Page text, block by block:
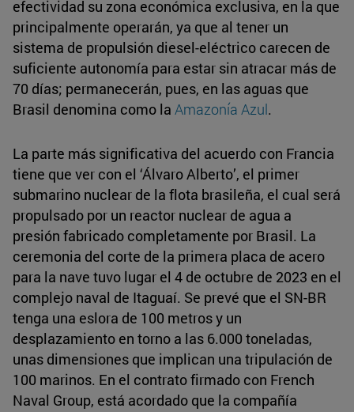
efectividad su zona económica exclusiva, en la que
principalmente operarán, ya que al tener un
sistema de propulsión diesel-eléctrico carecen de
suficiente autonomía para estar sin atracar más de
70 días; permanecerán, pues, en las aguas que
Brasil denomina como la Amazonía Azul.
La parte más significativa del acuerdo con Francia
tiene que ver con el ‘Álvaro Alberto’, el primer
submarino nuclear de la flota brasileña, el cual será
propulsado por un reactor nuclear de agua a
presión fabricado completamente por Brasil. La
ceremonia del corte de la primera placa de acero
para la nave tuvo lugar el 4 de octubre de 2023 en el
complejo naval de Itaguaí. Se prevé que el SN-BR
tenga una eslora de 100 metros y un
desplazamiento en torno a las 6.000 toneladas,
unas dimensiones que implican una tripulación de
100 marinos. En el contrato firmado con French
Naval Group, está acordado que la compañía